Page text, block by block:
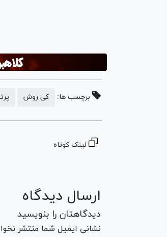
برچسب ها: کی روش
لینک کوتاه
ارسال دیدگاه
دیدگاهتان را بنویسید
نشانی ایمیل شما منتشر